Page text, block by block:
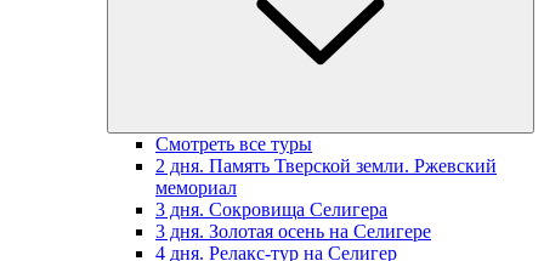
Смотреть все туры
2 дня. Память Тверской земли. Ржевский
мемориал
3 дня. Сокровища Селигера
3 дня. Золотая осень на Селигере
4 дня. Релакс-тур на Селигер